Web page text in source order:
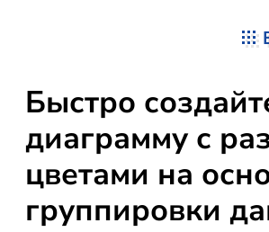
Быстро
диаграмму с
цветами на
группировки